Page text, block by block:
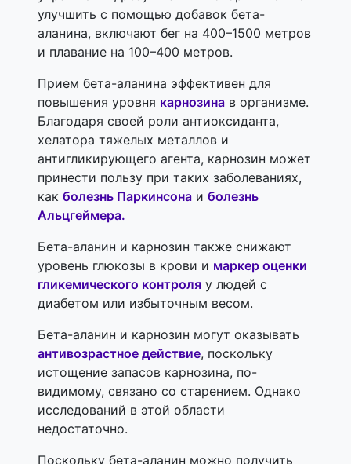
улучшить с помощью добавок бета-
аланина, включают бег на 400–1500 метров
и плавание на 100–400 метров.
Прием бета-аланина эффективен для
повышения уровня карнозина в организме.
Благодаря своей роли антиоксиданта,
хелатора тяжелых металлов и
антигликирующего агента, карнозин может
принести пользу при таких заболеваниях,
как болезнь Паркинсона и болезнь
Альцгеймера.
Бета-аланин и карнозин также снижают
уровень глюкозы в крови и маркер оценки
гликемического контроля у людей с
диабетом или избыточным весом.
Бета-аланин и карнозин могут оказывать
антивозрастное действие, поскольку
истощение запасов карнозина, по-
видимому, связано со старением. Однако
исследований в этой области
недостаточно.
Поскольку бета-аланин можно получить